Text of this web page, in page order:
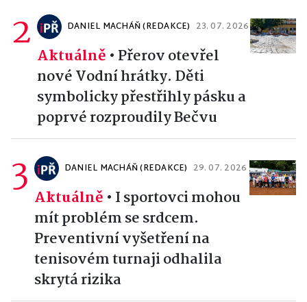
2 DANIEL MACHÁŇ (REDAKCE) 23. 07. 2026
Aktuálně • Přerov otevřel
nové Vodní hrátky. Děti
symbolicky přestřihly pásku a
poprvé rozproudily Bečvu
3 DANIEL MACHÁŇ (REDAKCE) 29. 07. 2026
Aktuálně • I sportovci mohou
mít problém se srdcem.
Preventivní vyšetření na
tenisovém turnaji odhalila
skrytá rizika